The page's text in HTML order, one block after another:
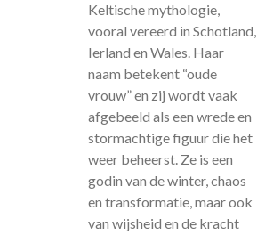
Keltische mythologie,
vooral vereerd in Schotland,
Ierland en Wales. Haar
naam betekent “oude
vrouw” en zij wordt vaak
afgebeeld als een wrede en
stormachtige figuur die het
weer beheerst. Ze is een
godin van de winter, chaos
en transformatie, maar ook
van wijsheid en de kracht